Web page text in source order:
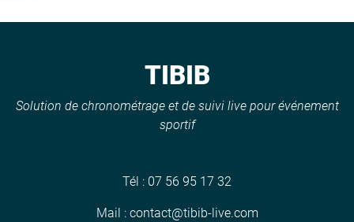
TIBIB
Solution de chronométrage et de suivi live pour événement
sportif
Tél : 07 56 95 17 32
Mail : contact@tibib-live.com